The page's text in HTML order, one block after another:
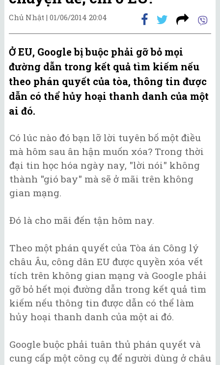
Chủ Nhật | 01/06/2014 20:04
Ở EU, Google bị buộc phải gỡ bỏ mọi
đường dẫn trong kết quả tìm kiếm nếu
theo phán quyết của tòa, thông tin được
dẫn có thể hủy hoại thanh danh của một
ai đó.
Có lúc nào đó bạn lỡ lời tuyên bố một điều
mà hôm sau ân hận muốn xóa? Trong thời
đại tin học hóa ngày nay, "lời nói" không
thành "gió bay" mà sẽ ở mãi trên không
gian mạng.
Đó là cho mãi đến tận hôm nay.
Theo một phán quyết của Tòa án Công lý
châu Âu, công dân EU được quyền xóa vết
tích trên không gian mạng và Google phải
gỡ bỏ hết mọi đường dẫn trong kết quả tìm
kiếm nếu thông tin được dẫn có thể làm
hủy hoại thanh danh của một ai đó.
Google buộc phải tuân thủ phán quyết và
cung cấp một công cụ để người dùng ở châu